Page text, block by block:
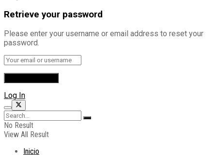
Retrieve your password
Please enter your username or email address to reset your
password.
Log In
No Result
View All Result
Inicio